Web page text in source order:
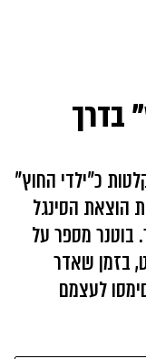
בדרך
כ"ילדי החוץ"
הוצאת הסינגל
בוטנר מספר על
בזמן שאדר
לעצמם